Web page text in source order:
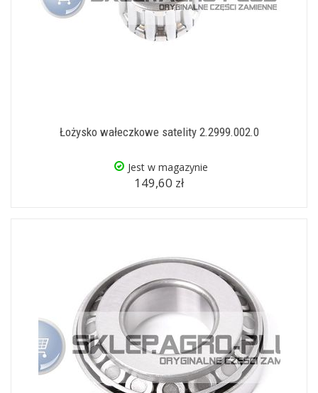
Łożysko wałeczkowe satelity 2.2999.002.0
Jest w magazynie
149,60 zł